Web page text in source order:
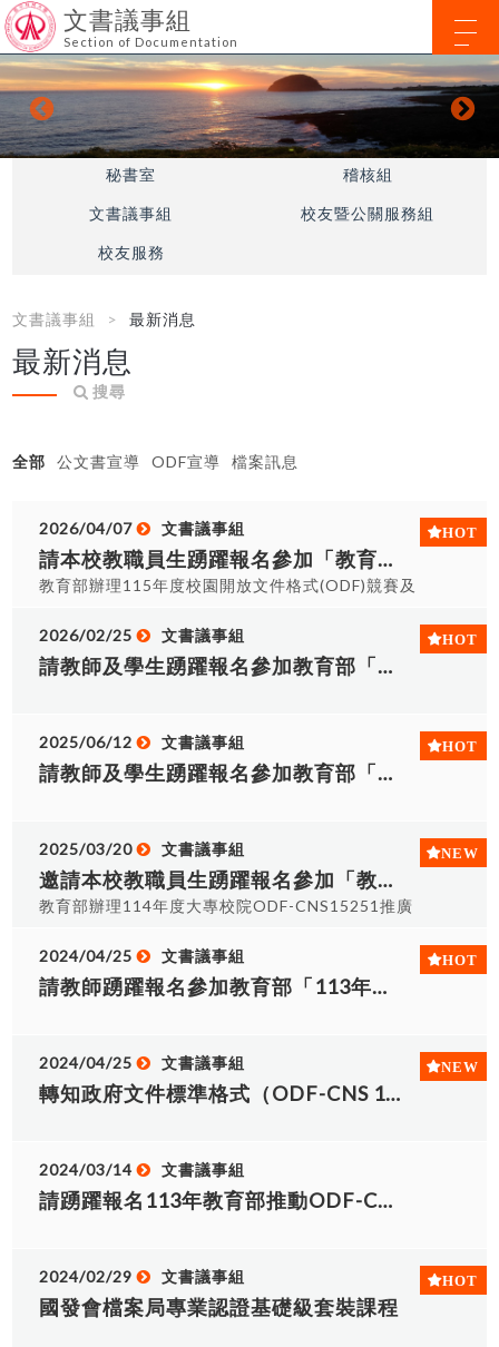
文書議事組
Section of Documentation
秘書室 稽核組
文書議事組 校友暨公關服務組
校友服務
文書議事組 最新消息
最新消息
搜尋
全部 公文書宣導 ODF宣導 檔案訊息
2026/04/07 文書議事組
請本校教職員生踴躍報名參加「教育部115年度校園開放文件格式(ODF)競賽」及推廣研習課程
教育部辦理115年度校園開放文件格式(ODF)競賽及
程期間：115年3月至4月，每場次3小時，課程場次
北、中、南部共計9場次，參與研習課程者，將獲得
研習證明。 (二)參加對象：大專校院專、兼任教師
https://seminars.tca.org.tw/D12a02398.aspx。
(四)因北、中、南課程內容皆不同，請有意參加者自
行上網報名，並依上課地點分別給予中部場次公假5
共分教師組及學生組，報名及佐證資料上傳期間：
自即日起至115年7月8日止，競賽報名網址：
https://www.isac.org.tw/odf/。 三、請本校教職
陳淑茹(分機6020)聯絡。
2026/02/25 文書議事組
請教師及學生踴躍報名參加教育部「115年度大專校院ODF-CNS15251競賽」，報名及佐證資料上傳期間：自即日起至115年7月8日止。
2025/06/12 文書議事組
請教師及學生踴躍報名參加教育部「114年度大專校院ODF-CNS15251競賽」，報名及佐證資料上傳期間：自即日起至114年7月9日止。
2025/03/20 文書議事組
邀請本校教職員生踴躍報名參加「教育部114年度大專校院ODF-CNS15251推廣研習課程及競賽」
教育部辦理114年度大專校院ODF-CNS15251推廣
課程期間：114年3月至5月，每場次3小時，課程場
次北、中、南部共計13場次，參與研習課程者，將
獲得研習證明。 (二)參加對象：大專校院專、兼任
https://seminars.tca.org.tw/D12a02218.aspx
(四)因北、中、南課程內容皆不同，請有意參加者自
行上網報名，並依上課地點分別給予台中場次公假4
AA1140003003)。 二、本次ODF競賽組別共分教
師組及學生組，報名及佐證資料上傳期間：自即日
職員生踴躍報名參加，並與文書議事組組長陳淑茹
(分機6020)聯絡。
2024/04/25 文書議事組
請教師踴躍報名參加教育部「113年度大專校院ODF-CNS15251競賽」
2024/04/25 文書議事組
轉知政府文件標準格式（ODF-CNS 15251）113-116年實施計畫
2024/03/14 文書議事組
請踴躍報名113年教育部推動ODF-CNS15251為政府標準文件格式研習課程
2024/02/29 文書議事組
國發會檔案局專業認證基礎級套裝課程